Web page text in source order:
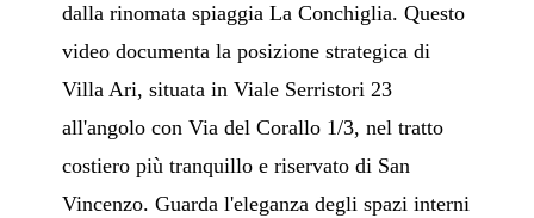
dalla rinomata spiaggia La Conchiglia. Questo
video documenta la posizione strategica di
Villa Ari, situata in Viale Serristori 23
all'angolo con Via del Corallo 1/3, nel tratto
costiero più tranquillo e riservato di San
Vincenzo. Guarda l'eleganza degli spazi interni